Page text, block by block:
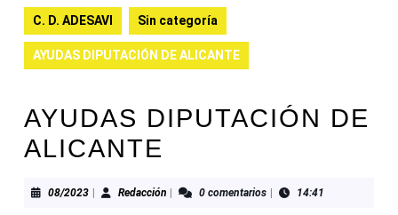
C. D. ADESAVI Sin categoría
AYUDAS DIPUTACIÓN DE ALICANTE
AYUDAS DIPUTACIÓN DE
ALICANTE
08/202308/2023RedacciónRedacción0 comentarios 14:41